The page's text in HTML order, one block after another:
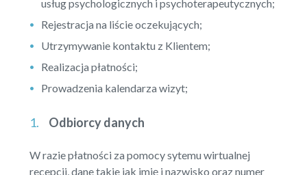
usług psychologicznych i psychoterapeutycznych;
Rejestracja na liście oczekujących;
Utrzymywanie kontaktu z Klientem;
Realizacja płatności;
Prowadzenia kalendarza wizyt;
Odbiorcy danych
W razie płatności za pomocy sytemu wirtualnej
recepcji, dane takie jak imię i nazwisko oraz numer